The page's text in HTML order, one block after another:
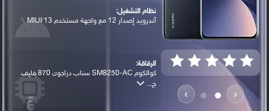
‹
›
نظام التشغيل:
أندرويد إصدار 12 مع واجهة مستخدم MIUI 13
الرقاقة:
كوالكوم SM8250-AC سناب دراجون 870 فايف
ج...